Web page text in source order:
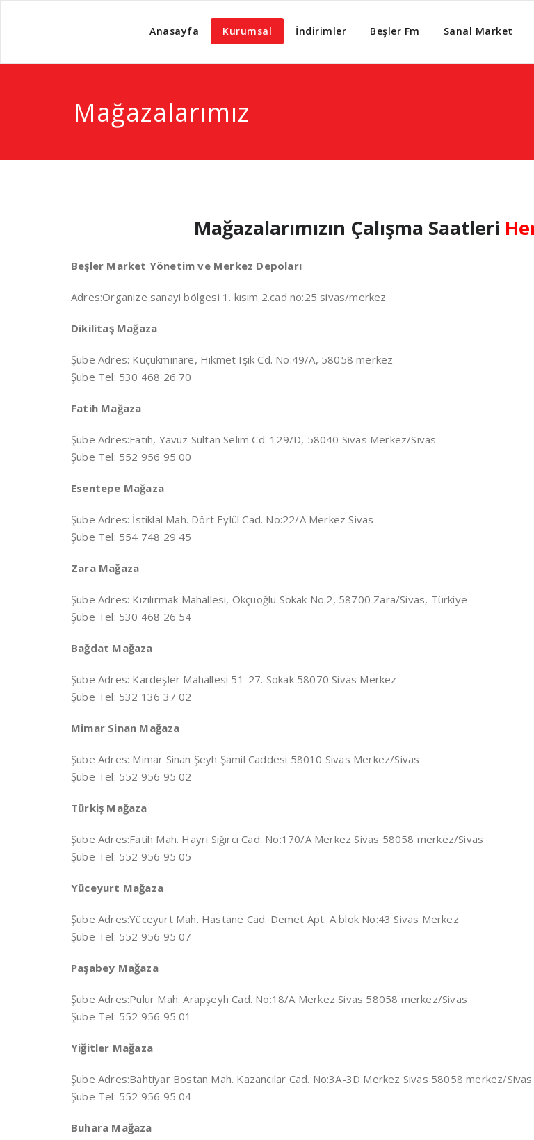
Anasayfa Kurumsal İndirimler Beşler Fm Sanal Market
Mağazalarımız
Mağazalarımızın Çalışma Saatleri
Beşler Market Yönetim ve Merkez Depoları
Adres:Organize sanayi bölgesi 1. kısım 2.cad no:25 sivas/merkez
Dikilitaş Mağaza
Şube Adres: Küçükminare, Hikmet Işık Cd. No:49/A, 58058 merkez
Şube Tel: 530 468 26 70
Fatih Mağaza
Şube Adres:Fatih, Yavuz Sultan Selim Cd. 129/D, 58040 Sivas Merkez/Sivas
Şube Tel: 552 956 95 00
Esentepe Mağaza
Şube Adres: İstiklal Mah. Dört Eylül Cad. No:22/A Merkez Sivas
Şube Tel: 554 748 29 45
Zara Mağaza
Şube Adres: Kızılırmak Mahallesi, Okçuoğlu Sokak No:2, 58700 Zara/Sivas, Türkiye
Şube Tel: 530 468 26 54
Bağdat Mağaza
Şube Adres: Kardeşler Mahallesi 51-27. Sokak 58070 Sivas Merkez
Şube Tel: 532 136 37 02
Mimar Sinan Mağaza
Şube Adres: Mimar Sinan Şeyh Şamil Caddesi 58010 Sivas Merkez/Sivas
Şube Tel: 552 956 95 02
Türkiş Mağaza
Şube Adres:Fatih Mah. Hayri Sığırcı Cad. No:170/A Merkez Sivas 58058 merkez/Sivas
Şube Tel: 552 956 95 05
Yüceyurt Mağaza
Şube Adres:Yüceyurt Mah. Hastane Cad. Demet Apt. A blok No:43 Sivas Merkez
Şube Tel: 552 956 95 07
Paşabey Mağaza
Şube Adres:Pulur Mah. Arapşeyh Cad. No:18/A Merkez Sivas 58058 merkez/Sivas
Şube Tel: 552 956 95 01
Yiğitler Mağaza
Şube Adres:Bahtiyar Bostan Mah. Kazancılar Cad. No:3A-3D Merkez Sivas 58058 merkez/Sivas
Şube Tel: 552 956 95 04
Buhara Mağaza